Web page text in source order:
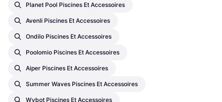
Planet Pool Piscines Et Accessoires
Avenli Piscines Et Accessoires
Ondilo Piscines Et Accessoires
Poolomio Piscines Et Accessoires
Aiper Piscines Et Accessoires
Summer Waves Piscines Et Accessoires
Wybot Piscines Et Accessoires